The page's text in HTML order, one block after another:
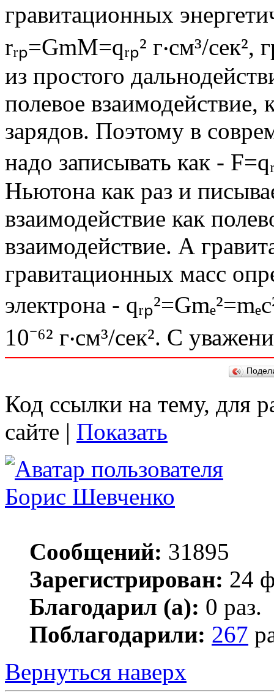
гравитационных
rᵣₚ=GmM=qᵣₚ² г‧см³/
из простого
полевое взаимодействие,
зарядов. Поэтому в
надо записывать как -
Ньютона как раз и
взаимодействие как
взаимодействие. А
гравитационных масс
электрона -
10⁻⁶² г‧см³/сек². С
Код ссылки на тему, для
сайте | Показать
Борис Шевченко
Сообщений: 31895
Зарегистрирован: 24
Благодарил (а): 0 раз.
Поблагодарили: 267
Вернуться наверх